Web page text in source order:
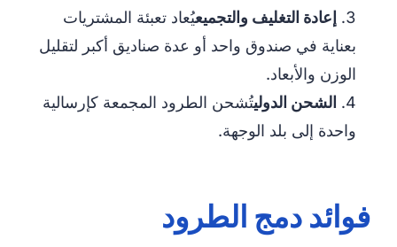
إعادة التغليف والتجميعيُعاد تعبئة المشتريات
بعناية في صندوق واحد أو عدة صناديق أكبر لتقليل
الوزن والأبعاد.
الشحن الدوليتُشحن الطرود المجمعة كإرسالية
واحدة إلى بلد الوجهة.
فوائد دمج الطرود